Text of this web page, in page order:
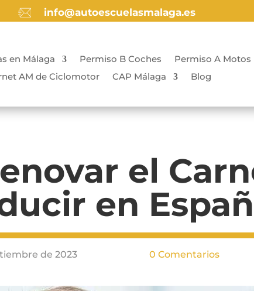
info@autoescuelasmalaga.es
en Málaga Permiso B Coches
Permiso A Motos
AM de Ciclomotor
CAP Málaga Blog
el
en
de 2023 0 Comentarios